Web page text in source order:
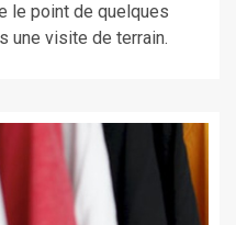
le point de quelques
une visite de terrain.